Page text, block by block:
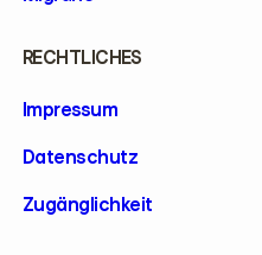
RECHTLICHES
Impressum
Datenschutz
Zugänglichkeit